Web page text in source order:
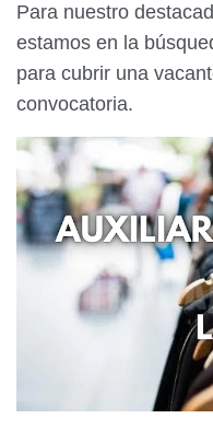
Para nuestro
estamos en la
para cubrir una
convocatoria.